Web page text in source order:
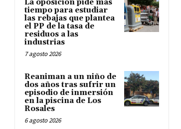
La oposición pide más
tiempo para estudiar
las rebajas que plantea
el PP de la tasa de
residuos a las
industrias
7 agosto 2026
Reaniman a un niño de
dos años tras sufrir un
episodio de inmersión
en la piscina de Los
Rosales
6 agosto 2026